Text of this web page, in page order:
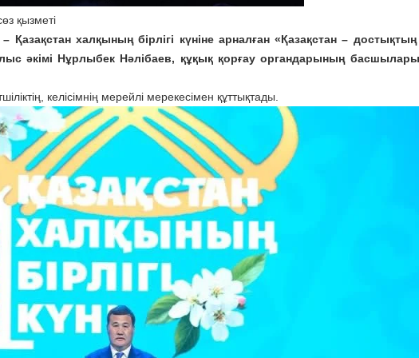
қызметі
халқының бірлігі күніне арналған «Қазақстан – достықтың
әкімі Нұрлыбек Нәлібаев, құқық қорғау органдарының
келісімнің мерейлі мерекесімен құттықтады.